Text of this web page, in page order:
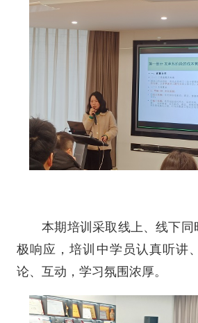
本期培训采取线上、线下同
极响应，培训中学员认真听讲
论、互动，学习氛围浓厚。